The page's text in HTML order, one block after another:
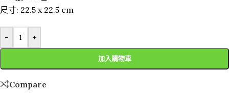
尺寸: 22.5 x 22.5 cm
- +
加入購物車
Compare